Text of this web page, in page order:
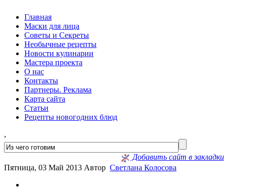
Главная
Маски для лица
Советы и Секреты
Необычные рецепты
Новости кулинарии
Мастера проекта
О нас
Контакты
Партнеры. Реклама
Карта сайта
Статьи
Рецепты новогодних блюд
,
Добавить сайт в закладки
Пятница, 03 Май 2013 Автор Светлана Колосова